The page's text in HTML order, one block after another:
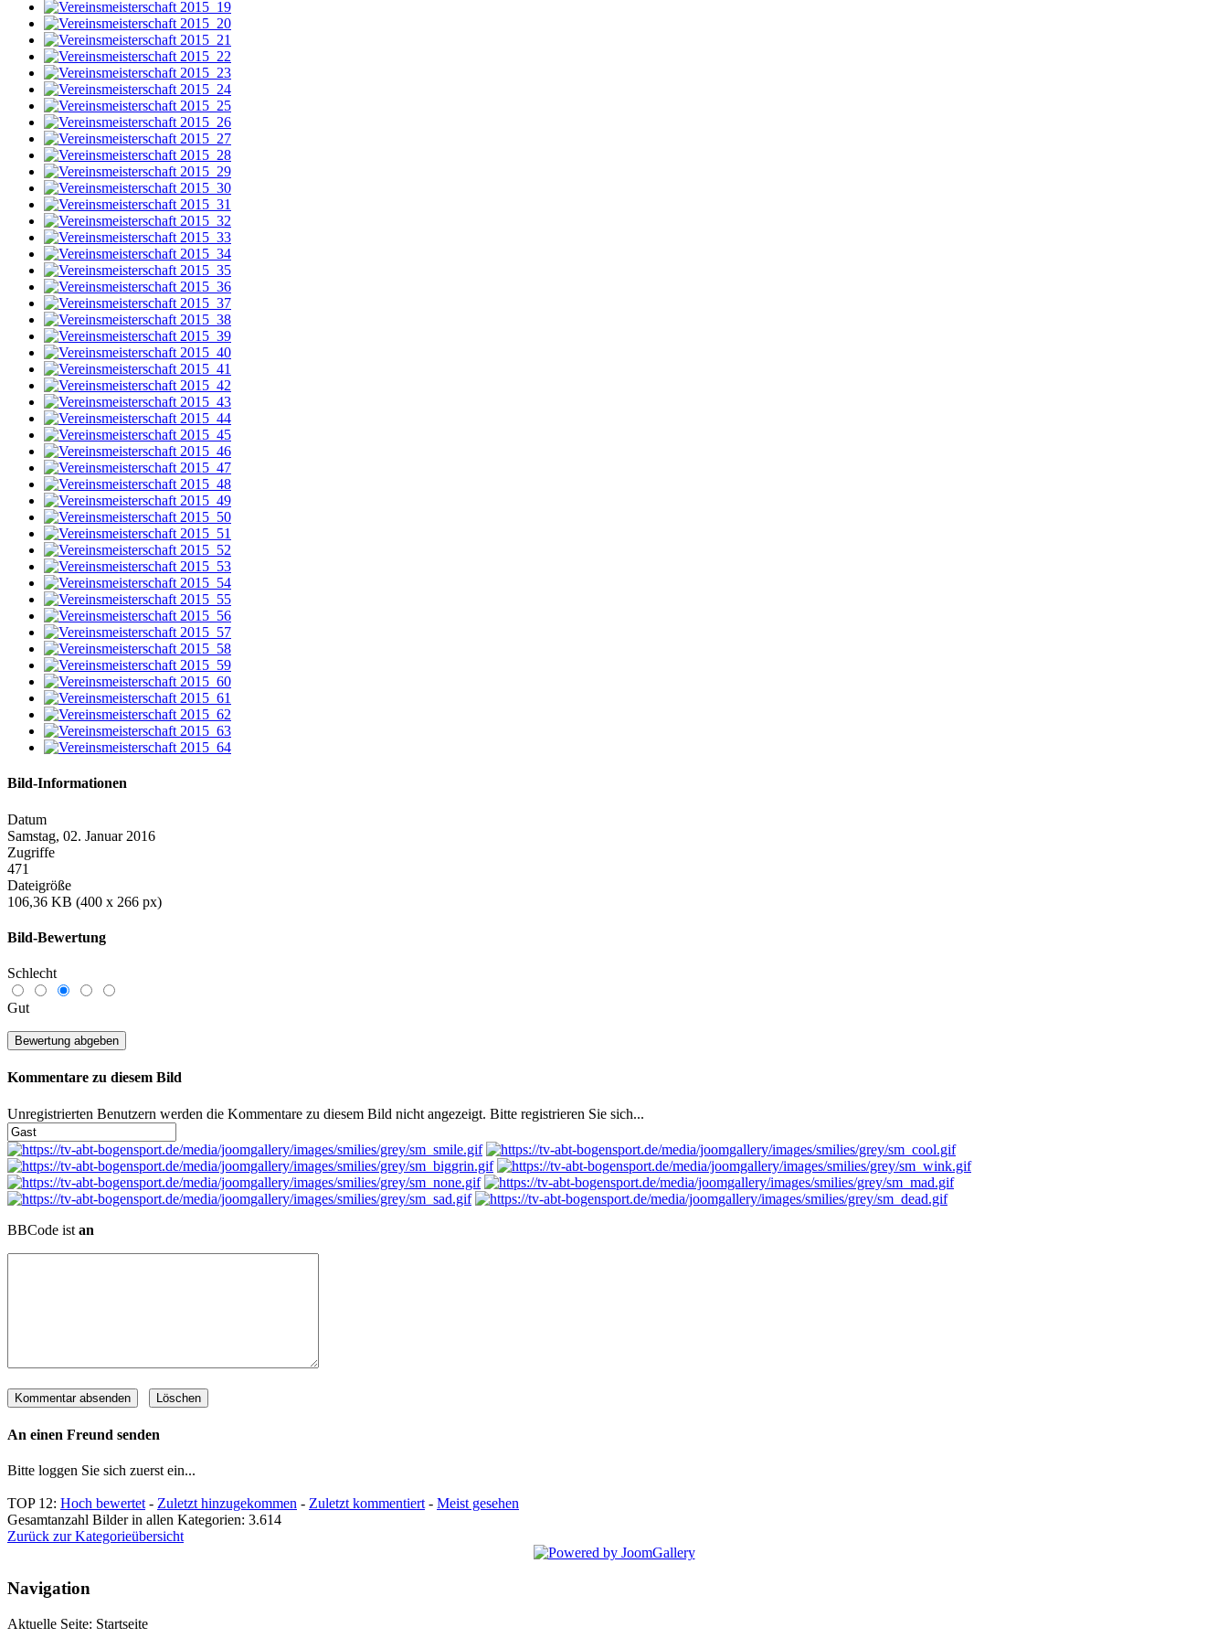
Bild-Informationen
Datum
Samstag, 02. Januar 2016
Zugriffe
471
Dateigröße
106,36 KB (400 x 266 px)
Bild-Bewertung
Schlecht
Gut
Kommentare zu diesem Bild
Unregistrierten Benutzern werden die Kommentare zu diesem Bild nicht angezeigt. Bitte registrieren Sie sich...
BBCode ist an
An einen Freund senden
Bitte loggen Sie sich zuerst ein...
TOP 12: Hoch bewertet - Zuletzt hinzugekommen - Zuletzt kommentiert - Meist gesehen
Gesamtanzahl Bilder in allen Kategorien: 3.614
Zurück zur Kategorieübersicht
Navigation
Aktuelle Seite: Startseite